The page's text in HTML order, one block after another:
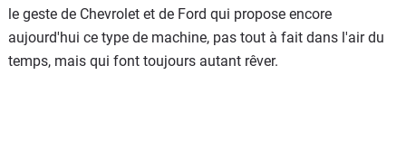
le geste de Chevrolet et de Ford qui propose encore
aujourd'hui ce type de machine, pas tout à fait dans l'air du
temps, mais qui font toujours autant rêver.